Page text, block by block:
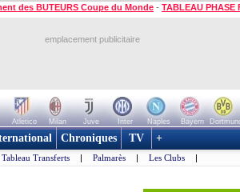
des BUTEURS Coupe du Monde - TABLEAU
emplacement publicitaire
Atletico Milan Juve Inter Naples Bayern
Chroniques TV +
Tableau Transferts | Palmarès | Les Clubs |